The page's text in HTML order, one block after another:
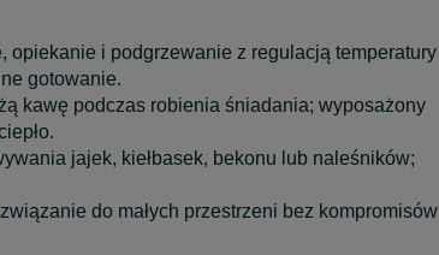
opiekanie i podgrzewanie z regulacją temperatury
gotowanie.
kawę podczas robienia śniadania; wyposażony
jajek, kiełbasek, bekonu lub naleśników;
do małych przestrzeni bez kompromisów